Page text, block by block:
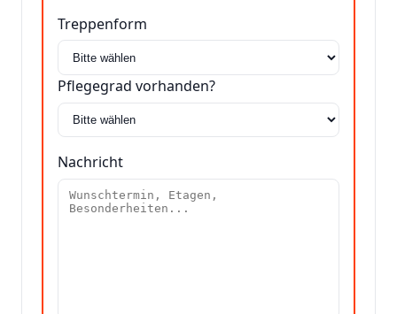
Treppenform
Pflegegrad vorhanden?
Nachricht